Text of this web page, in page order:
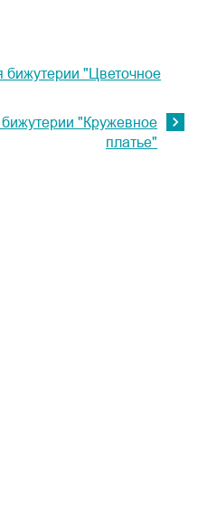
бижутерии "Цветочное
"Кружевное
платье"